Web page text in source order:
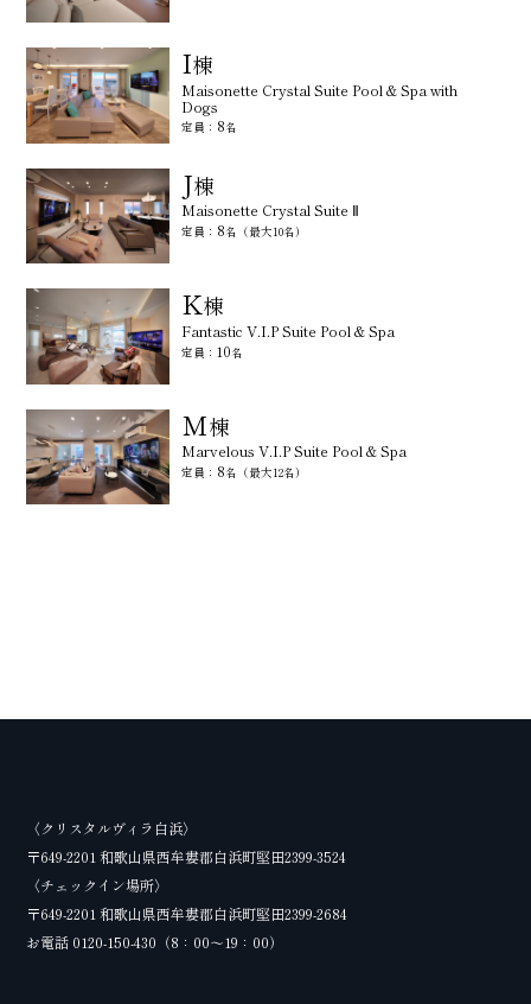
I棟
Maisonette Crystal Suite Pool & Spa with
Dogs
定員： 8名
J棟
Maisonette Crystal Suite Ⅱ
定員： 8名（最大10名）
K棟
Fantastic V.I.P Suite Pool & Spa
定員：10名
M棟
Marvelous V.I.P Suite Pool & Spa
定員： 8名（最大12名）
〈クリスタルヴィラ白浜〉
〒649-2201 和歌山県西牟婁郡白浜町堅田2399-3524
〈チェックイン場所〉
〒649-2201 和歌山県西牟婁郡白浜町堅田2399-2684
お電話 0120-150-430 （8：00～19：00）